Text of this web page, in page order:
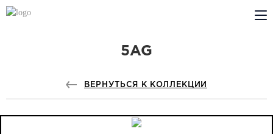
КОМПАНИЯ
PROFILDOORS
5AG
ВЕРНУТЬСЯ К КОЛЛЕКЦИИ